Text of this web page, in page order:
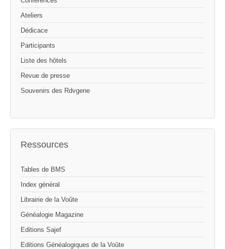
Ateliers
Dédicace
Participants
Liste des hôtels
Revue de presse
Souvenirs des Rdvgene
Ressources
Tables de BMS
Index général
Librairie de la Voûte
Généalogie Magazine
Editions Sajef
Editions Généalogiques de la Voûte